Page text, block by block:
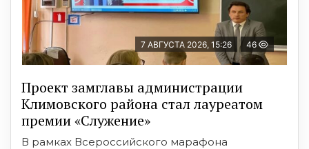
7 АВГУСТА 2026, 15:26 46
Проект замглавы администрации
Климовского района стал лауреатом
премии «Служение»
В рамках Всероссийского марафона